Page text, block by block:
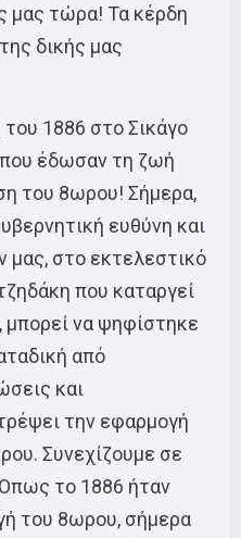
μας τώρα! Τα κέρδη
δικής μας
1886 στο Σικάγο
που έδωσαν τη ζωή
του 8ωρου! Σήμερα,
ευθύνη και
μας, στο εκτελεστικό
που καταργεί
μπορεί να ψηφίστηκε
από
και
την εφαρμογή
Συνεχίζουμε σε
το 1886 ήταν
του 8ωρου, σήμερα